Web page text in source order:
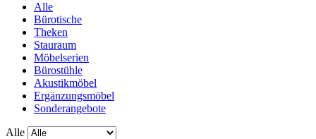
Alle
Bürotische
Theken
Stauraum
Möbelserien
Bürostühle
Akustikmöbel
Ergänzungsmöbel
Sonderangebote
Alle